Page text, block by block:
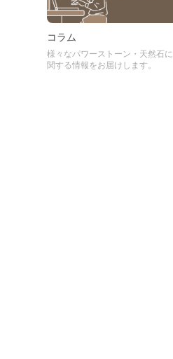
コラム
様々なパワーストーン・天然石に
関する情報をお届けします。